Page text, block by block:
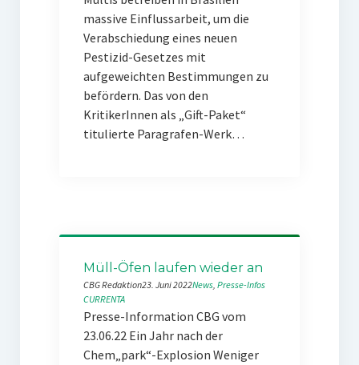
massive Einflussarbeit, um die
Verabschiedung eines neuen
Pestizid-Gesetzes mit
aufgeweichten Bestimmungen zu
befördern. Das von den
KritikerInnen als „Gift-Paket“
titulierte Paragrafen-Werk…
Müll-Öfen laufen wieder an
CBG Redaktion23. Juni 2022News, Presse-Infos
CURRENTA
Presse-Information CBG vom
23.06.22 Ein Jahr nach der
Chem„park“-Explosion Weniger